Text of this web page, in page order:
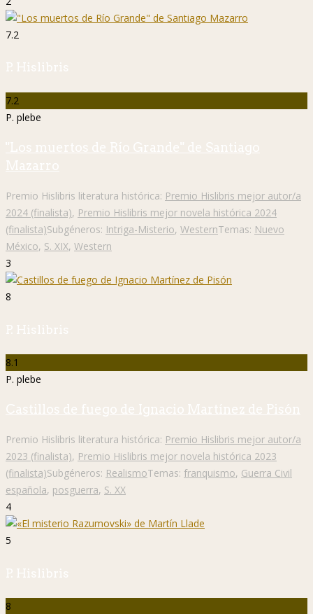
7.2
P. Hislibris
7.2
P. plebe
"Los muertos de Río Grande" de Santiago
Mazarro
Premio Hislibris literatura histórica: Premio Hislibris mejor autor/a
2024 (finalista), Premio Hislibris mejor novela histórica 2024
(finalista)Subgéneros: Intriga-Misterio, WesternTemas: Nuevo
México, S. XIX, Western
3
8
P. Hislibris
8.1
P. plebe
Castillos de fuego de Ignacio Martínez de Pisón
Premio Hislibris literatura histórica: Premio Hislibris mejor autor/a
2023 (finalista), Premio Hislibris mejor novela histórica 2023
(finalista)Subgéneros: RealismoTemas: franquismo, Guerra Civil
española, posguerra, S. XX
4
5
P. Hislibris
8